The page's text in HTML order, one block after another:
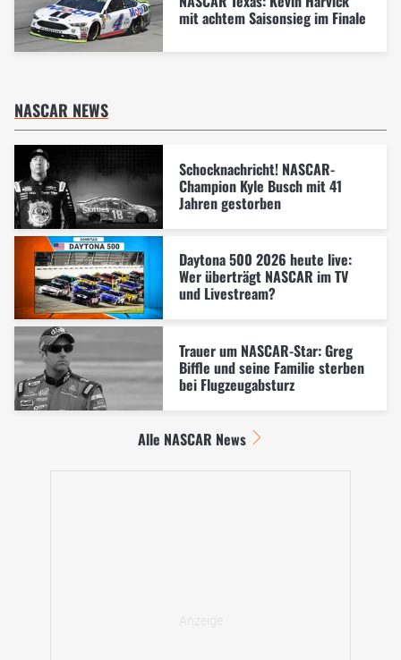
mit achtem Saisonsieg im Finale
NASCAR NEWS
Schocknachricht! NASCAR-
Champion Kyle Busch mit 41
Jahren gestorben
Daytona 500 2026 heute live:
Wer überträgt NASCAR im TV
und Livestream?
Trauer um NASCAR-Star: Greg
Biffle und seine Familie sterben
bei Flugzeugabsturz
Alle NASCAR News